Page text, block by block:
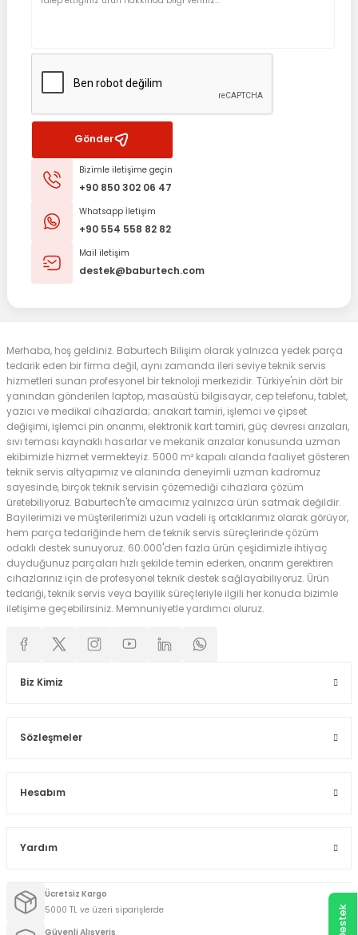
Gönder
Bizimle iletişime geçin
+90 850 302 06 47
Whatsapp İletişim
+90 554 558 82 82
Mail iletişim
destek@baburtech.com
Merhaba, hoş geldiniz. Baburtech Bilişim olarak yalnızca yedek parça
tedarik eden bir firma değil, aynı zamanda ileri seviye teknik servis
hizmetleri sunan profesyonel bir teknoloji merkezidir. Türkiye'nin dört bir
yanından gönderilen laptop, masaüstü bilgisayar, cep telefonu, tablet,
yazıcı ve medikal cihazlarda; anakart tamiri, işlemci ve çipset
değişimi, işlemci pin onarımı, elektronik kart tamiri, güç devresi arızaları,
sıvı teması kaynaklı hasarlar ve mekanik arızalar konusunda uzman
ekibimizle hizmet vermekteyiz. 5000 m² kapalı alanda faaliyet gösteren
teknik servis altyapımız ve alanında deneyimli uzman kadromuz
sayesinde, birçok teknik servisin çözemediği cihazlara çözüm
üretebiliyoruz. Baburtech'te amacımız yalnızca ürün satmak değildir.
Bayilerimizi ve müşterilerimizi uzun vadeli iş ortaklarımız olarak görüyor,
hem parça tedariğinde hem de teknik servis süreçlerinde çözüm
odaklı destek sunuyoruz. 60.000'den fazla ürün çeşidimizle ihtiyaç
duyduğunuz parçaları hızlı şekilde temin ederken, onarım gerektiren
cihazlarınız için de profesyonel teknik destek sağlayabiliyoruz. Ürün
tedariği, teknik servis veya bayilik süreçleriyle ilgili her konuda bizimle
iletişime geçebilirsiniz. Memnuniyetle yardımcı oluruz.
Biz Kimiz
Sözleşmeler
Hesabım
Yardım
Ücretsiz Kargo
5000 TL ve üzeri siparişlerde
Güvenli Alışveriş